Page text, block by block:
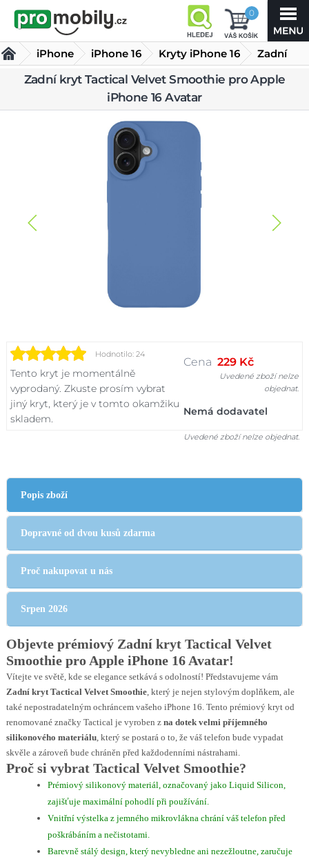
0
iPhone iPhone 16 Kryty iPhone 16
Zadní
kryt
Tactical Velvet Smoothie pro Apple iPhone 16 Avatar
Zadní kryt Tactical Velvet Smoothie pro Apple
iPhone 16 Avatar
Hodnotilo: 24
Tento kryt je momentálně
vyprodaný. Zkuste prosím vybrat
jiný kryt, který je v tomto okamžiku
skladem.
Cena 229 Kč
Uvedené zboží nelze
objednat.
Nemá dodavatel
Uvedené zboží nelze objednat.
Popis zboží
Dopravné od dvou kusů zdarma
Proč nakupovat u nás
Srpen 2026
Objevte prémiový Zadní kryt Tactical Velvet
Smoothie pro Apple iPhone 16 Avatar!
Vítejte ve světě, kde se elegance setkává s odolností! Představujeme vám
Zadní kryt Tactical Velvet Smoothie, který je nejen stylovým doplňkem, ale
také nepostradatelným ochráncem vašeho iPhone 16. Tento prémiový kryt od
renomované značky Tactical je vyroben z na dotek velmi příjemného
silikonového materiálu, který se postará o to, že váš telefon bude vypadat
skvěle a zároveň bude chráněn před každodenními nástrahami.
Proč si vybrat Tactical Velvet Smoothie?
Prémiový silikonový materiál, označovaný jako Liquid Silicon,
zajišťuje maximální pohodlí při používání.
Vnitřní výstelka z jemného mikrovlákna chrání váš telefon před
poškrábáním a nečistotami.
Barevně stálý design, který nevybledne ani nezežloutne, zaručuje